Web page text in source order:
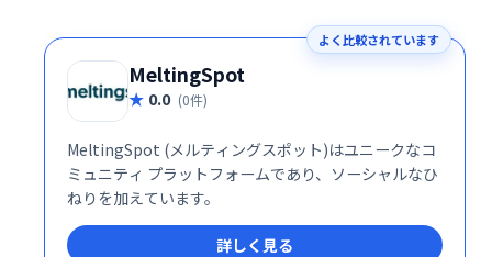
よく比較されています
MeltingSpot
0.0 (0件)
MeltingSpot (メルティングスポット)はユニークなコ
ミュニティ プラットフォームであり、ソーシャルなひ
ねりを加えています。
詳しく見る